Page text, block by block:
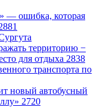
— ошибка, которая
территорию −
для отдыха 2838
транспорта по
новый автобусный
2720